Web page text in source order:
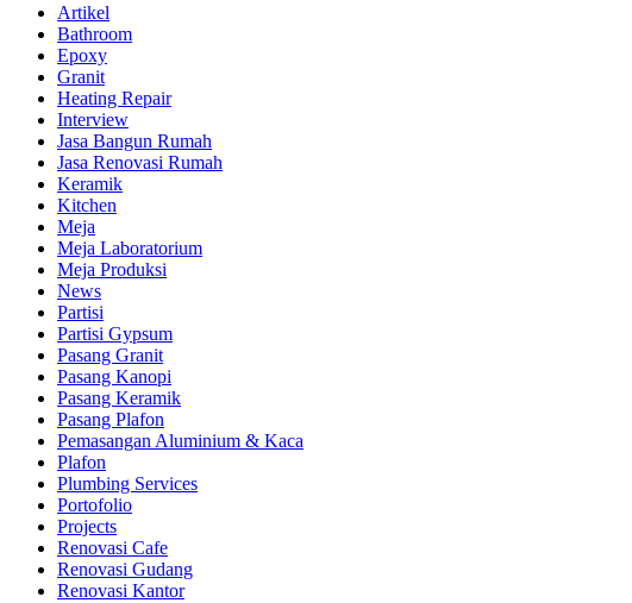
Artikel
Bathroom
Epoxy
Granit
Heating Repair
Interview
Jasa Bangun Rumah
Jasa Renovasi Rumah
Keramik
Kitchen
Meja
Meja Laboratorium
Meja Produksi
News
Partisi
Partisi Gypsum
Pasang Granit
Pasang Kanopi
Pasang Keramik
Pasang Plafon
Pemasangan Aluminium & Kaca
Plafon
Plumbing Services
Portofolio
Projects
Renovasi Cafe
Renovasi Gudang
Renovasi Kantor